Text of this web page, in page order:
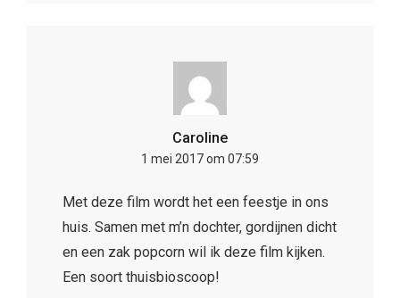
Caroline
1 mei 2017 om 07:59
Met deze film wordt het een feestje in ons
huis. Samen met m’n dochter, gordijnen dicht
en een zak popcorn wil ik deze film kijken.
Een soort thuisbioscoop!